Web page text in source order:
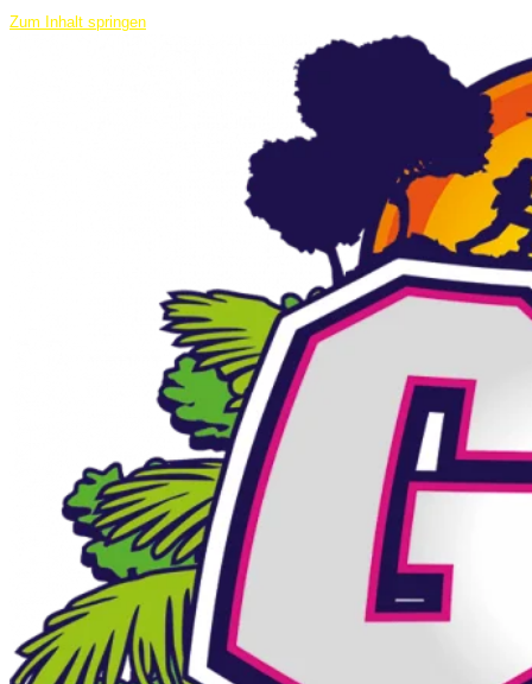
Zum Inhalt springen